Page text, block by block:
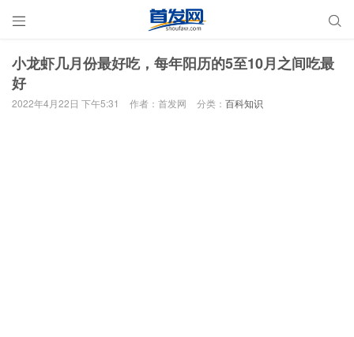
 
小龙虾几月份最好吃，每年阳历的5至10月之间吃最
好
2022年4月22日 下午5:31 作者：首发网 分类： 百科知识